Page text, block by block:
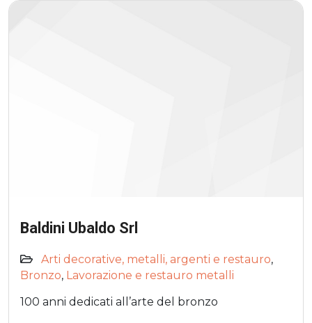
Baldini Ubaldo Srl
Arti decorative, metalli, argenti e restauro,
Bronzo, Lavorazione e restauro metalli
100 anni dedicati all’arte del bronzo